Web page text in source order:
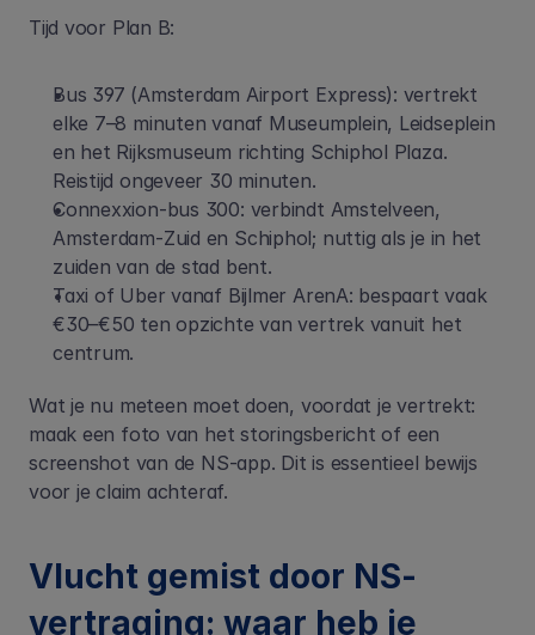
Tijd voor Plan B:
Bus 397 (Amsterdam Airport Express): vertrekt
elke 7–8 minuten vanaf Museumplein, Leidseplein
en het Rijksmuseum richting Schiphol Plaza.
Reistijd ongeveer 30 minuten.
Connexxion-bus 300: verbindt Amstelveen,
Amsterdam-Zuid en Schiphol; nuttig als je in het
zuiden van de stad bent.
Taxi of Uber vanaf Bijlmer ArenA: bespaart vaak
€30–€50 ten opzichte van vertrek vanuit het
centrum.
Wat je nu meteen moet doen, voordat je vertrekt:
maak een foto van het storingsbericht of een
screenshot van de NS-app. Dit is essentieel bewijs
voor je claim achteraf.
Vlucht gemist door NS-
vertraging: waar heb je